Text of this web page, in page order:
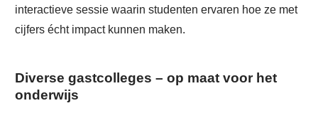
interactieve sessie waarin studenten ervaren hoe ze met
cijfers écht impact kunnen maken.
Diverse gastcolleges – op maat voor het
onderwijs